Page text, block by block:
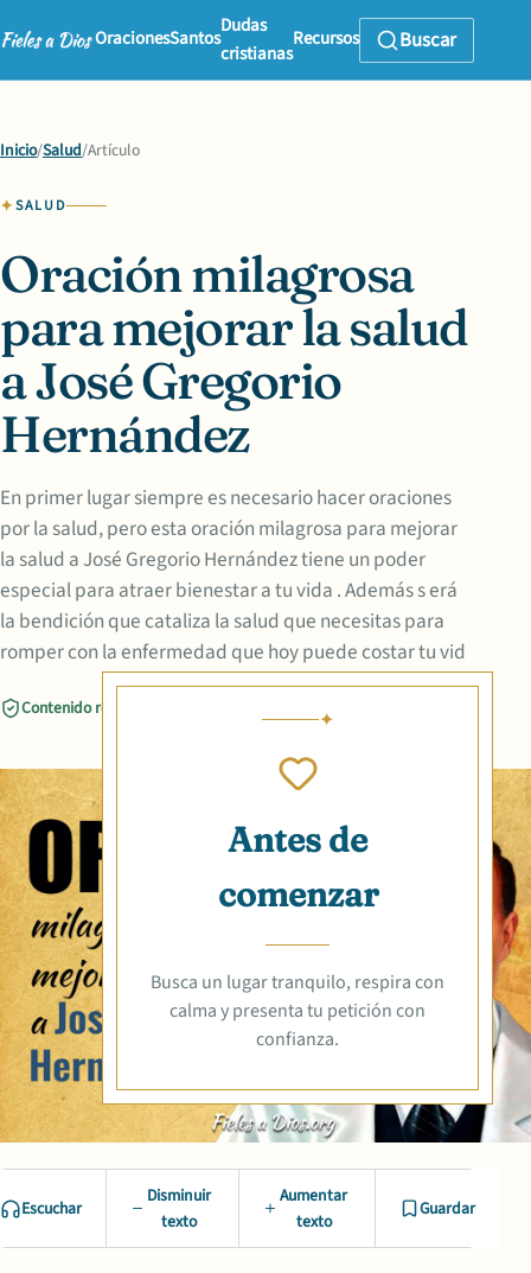
OracionesSantos
Dudas
cristianas
Recursos Buscar
Inicio/Salud/Artículo
SALUD
Oración milagrosa
para mejorar la salud
a José Gregorio
Hernández
En primer lugar siempre es necesario hacer oraciones
por la salud, pero esta oración milagrosa para mejorar
la salud a José Gregorio Hernández tiene un poder
especial para atraer bienestar a tu vida . Además s erá
la bendición que cataliza la salud que necesitas para
romper con la enfermedad que hoy puede costar tu vid
Contenido revisado
Antes de
comenzar
Busca un lugar tranquilo, respira con
calma y presenta tu petición con
confianza.
Escuchar
Disminuir
texto
Aumentar
texto
Guardar